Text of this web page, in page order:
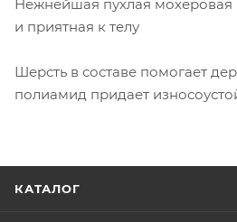
Нежнейшая пухлая мохеровая
и приятная к телу
Шерсть в составе помогает
полиамид придает
КАТАЛОГ